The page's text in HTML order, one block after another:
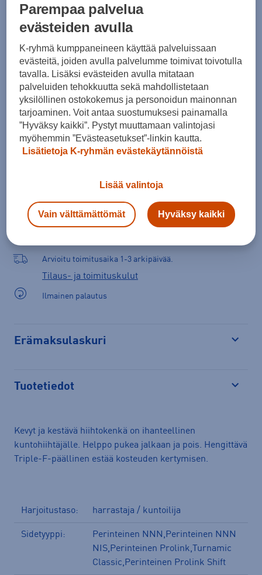
36 37 38 39
Hiihtomonon valintaopas
Lisää ostoskoriin
SaatavillaMyymälät:
Valitse koko nähdäksesi myymäläsaatavuuden.
Arvioitu toimitusaika 1-3 arkipäivää.
Tilaus- ja toimituskulut
Ilmainen palautus
Erämaksulaskuri
Tuotetiedot
Kevyt ja kestävä hiihtokenkä on ihanteellinen
kuntohiihtäjälle. Helppo pukea jalkaan ja pois. Hengittävä
Triple-F-päällinen estää kosteuden kertymisen.
Harjoitustaso: harrastaja / kuntoilija
Sidetyyppi:
Perinteinen NNN,Perinteinen NNN
NIS,Perinteinen Prolink,Turnamic
Classic,Perinteinen Prolink Shift
Parempaa palvelua
evästeiden avulla
K-ryhmä kumppaneineen käyttää palveluissaan
evästeitä, joiden avulla palvelumme toimivat toivotulla
tavalla. Lisäksi evästeiden avulla mitataan
palveluiden tehokkuutta sekä mahdollistetaan
yksilöllinen ostokokemus ja personoidun mainonnan
tarjoaminen. Voit antaa suostumuksesi painamalla
”Hyväksy kaikki”. Pystyt muuttamaan valintojasi
myöhemmin ”Evästeasetukset”-linkin kautta.
Lisätietoja K-ryhmän evästekäytännöistä
Lisää valintoja
Vain välttämättömät Hyväksy kaikki